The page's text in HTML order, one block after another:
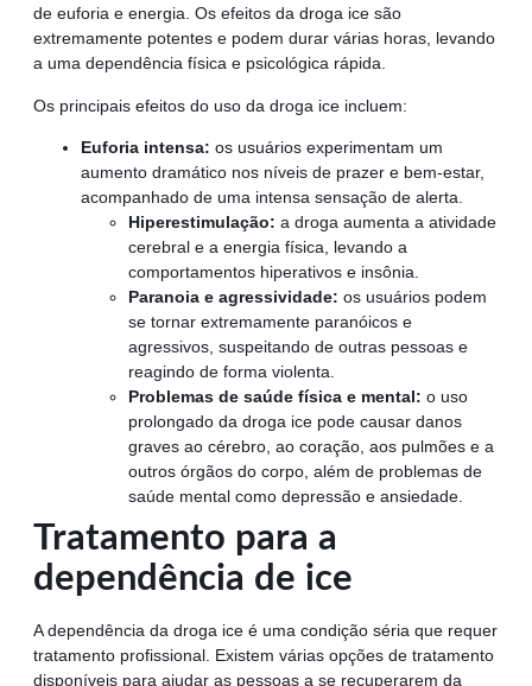
de euforia e energia. Os efeitos da droga ice são
extremamente potentes e podem durar várias horas, levando
a uma dependência física e psicológica rápida.
Os principais efeitos do uso da droga ice incluem:
Euforia intensa: os usuários experimentam um
aumento dramático nos níveis de prazer e bem-estar,
acompanhado de uma intensa sensação de alerta.
Hiperestimulação: a droga aumenta a atividade
cerebral e a energia física, levando a
comportamentos hiperativos e insônia.
Paranoia e agressividade: os usuários podem
se tornar extremamente paranóicos e
agressivos, suspeitando de outras pessoas e
reagindo de forma violenta.
Problemas de saúde física e mental: o uso
prolongado da droga ice pode causar danos
graves ao cérebro, ao coração, aos pulmões e a
outros órgãos do corpo, além de problemas de
saúde mental como depressão e ansiedade.
Tratamento para a
dependência de ice
A dependência da droga ice é uma condição séria que requer
tratamento profissional. Existem várias opções de tratamento
disponíveis para ajudar as pessoas a se recuperarem da